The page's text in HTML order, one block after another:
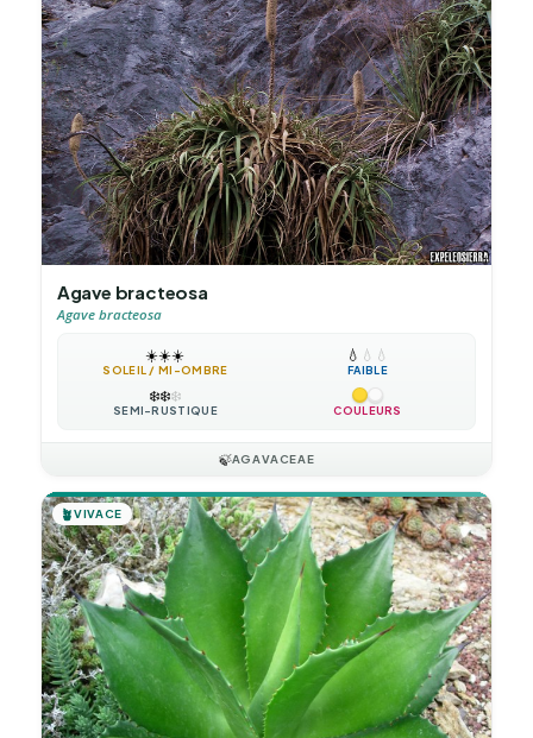
Agave bracteosa
Agave bracteosa
☀️☀️☀️
SOLEIL / MI-OMBRE
💧 💧 💧
FAIBLE
❄️❄️❄️
SEMI-RUSTIQUE COULEURS
🍃AGAVACEAE
🪴VIVACE